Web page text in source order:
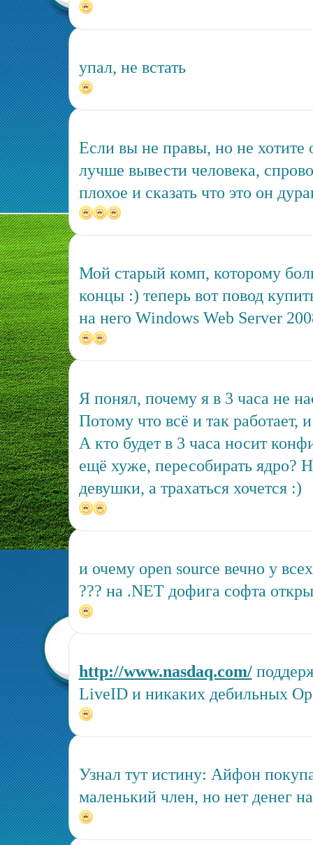
упал, не встать
Если вы не правы, но не хотите
лучше вывести человека,
плохое и сказать что это он
Мой старый комп, которому
концы :) теперь вот повод
на него Windows Web Server
Я понял, почему я в 3 часа не
Потому что всё и так работает,
А кто будет в 3 часа носит
ещё хуже, пересобирать ядро?
девушки, а трахаться хочется :)
и очему open source вечно у
??? на .NET дофига софта
http://www.nasdaq.com/
LiveID и никаких дебильных
Узнал тут истину: Айфон
маленький член, но нет денег